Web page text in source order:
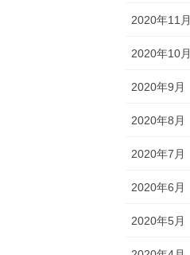
2020年11月
2020年10月
2020年9月
2020年8月
2020年7月
2020年6月
2020年5月